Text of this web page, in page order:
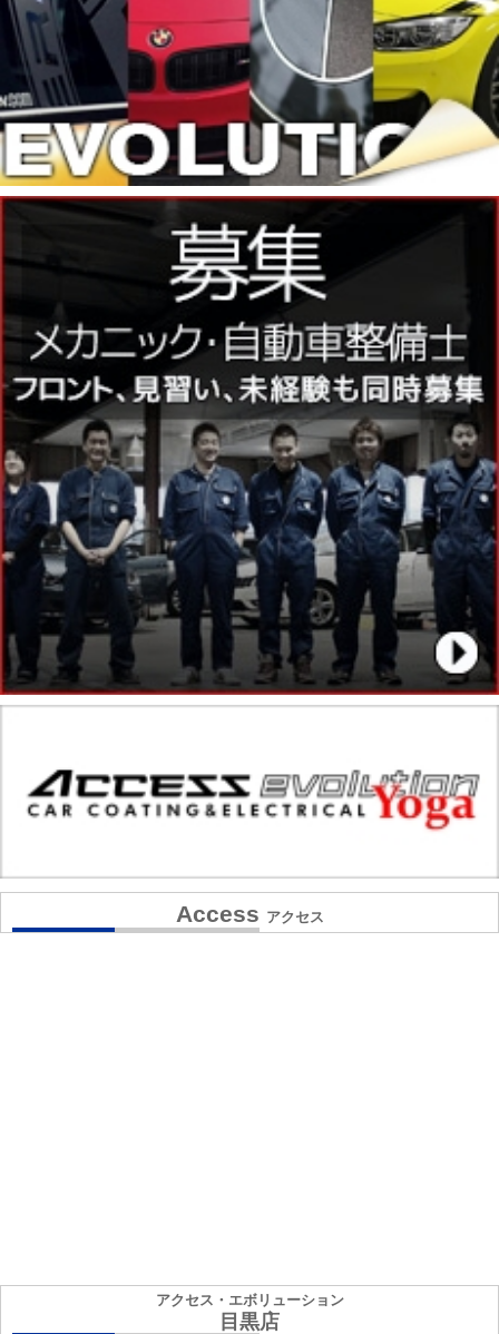
Access アクセス
アクセス・エボリューション
目黒店